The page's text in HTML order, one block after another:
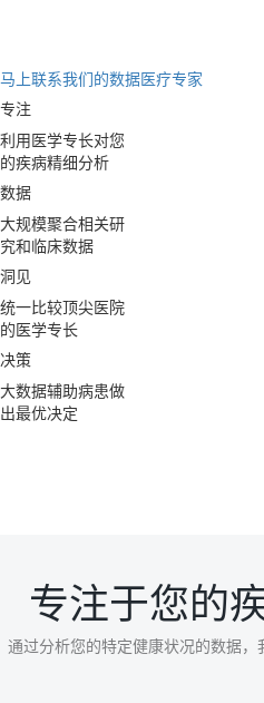
马上联系我们的数据医疗专家
专注
利用医学专长对您
的疾病精细分析
数据
大规模聚合相关研
究和临床数据
洞见
统一比较顶尖医院
的医学专长
决策
大数据辅助病患做
出最优决定
专注于您的
通过分析您的特定健康状况的数据，